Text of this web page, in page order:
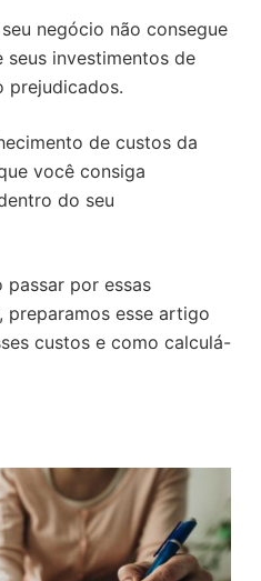
negócio não consegue
investimentos de
prejudicados.
de custos da
você consiga
do seu
passar por essas
preparamos esse artigo
custos e como calculá-